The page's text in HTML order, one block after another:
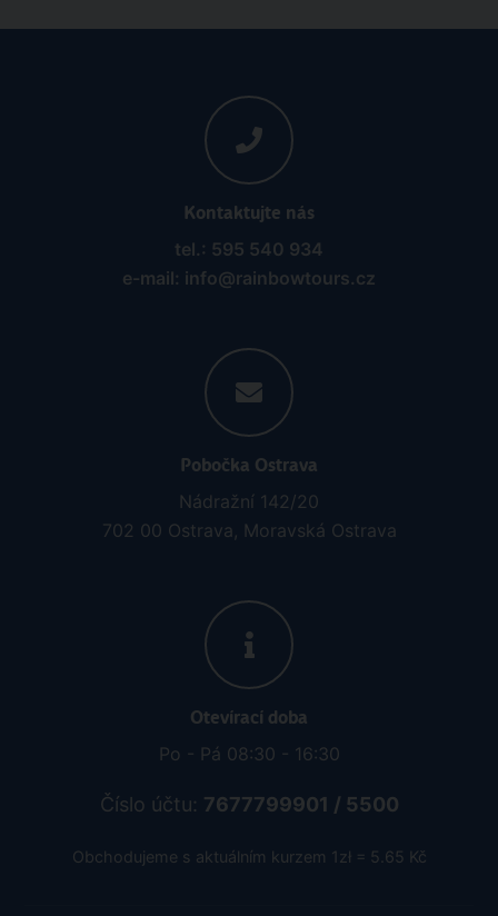
Kontaktujte nás
tel.: 595 540 934
e-mail: info@rainbowtours.cz
Pobočka Ostrava
Nádražní 142/20
702 00 Ostrava, Moravská Ostrava
Otevírací doba
Po - Pá 08:30 - 16:30
Číslo účtu: 7677799901 / 5500
Obchodujeme s aktuálním kurzem 1zł = 5.65 Kč